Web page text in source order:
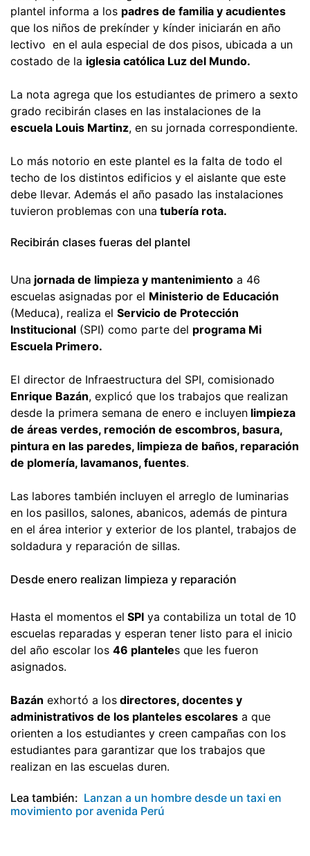
plantel informa a los padres de familia y acudientes
que los niños de prekínder y kínder iniciarán en año
lectivo en el aula especial de dos pisos, ubicada a un
costado de la iglesia católica Luz del Mundo.
La nota agrega que los estudiantes de primero a sexto
grado recibirán clases en las instalaciones de la
escuela Louis Martinz, en su jornada correspondiente.
Lo más notorio en este plantel es la falta de todo el
techo de los distintos edificios y el aislante que este
debe llevar. Además el año pasado las instalaciones
tuvieron problemas con una tubería rota.
Recibirán clases fueras del plantel
Una jornada de limpieza y mantenimiento a 46
escuelas asignadas por el Ministerio de Educación
(Meduca), realiza el Servicio de Protección
Institucional (SPI) como parte del programa Mi
Escuela Primero.
El director de Infraestructura del SPI, comisionado
Enrique Bazán, explicó que los trabajos que realizan
desde la primera semana de enero e incluyen limpieza
de áreas verdes, remoción de escombros, basura,
pintura en las paredes, limpieza de baños, reparación
de plomería, lavamanos, fuentes.
Las labores también incluyen el arreglo de luminarias
en los pasillos, salones, abanicos, además de pintura
en el área interior y exterior de los plantel, trabajos de
soldadura y reparación de sillas.
Desde enero realizan limpieza y reparación
Hasta el momentos el SPI ya contabiliza un total de 10
escuelas reparadas y esperan tener listo para el inicio
del año escolar los 46 planteles que les fueron
asignados.
Bazán exhortó a los directores, docentes y
administrativos de los planteles escolares a que
orienten a los estudiantes y creen campañas con los
estudiantes para garantizar que los trabajos que
realizan en las escuelas duren.
Lea también: Lanzan a un hombre desde un taxi en
movimiento por avenida Perú